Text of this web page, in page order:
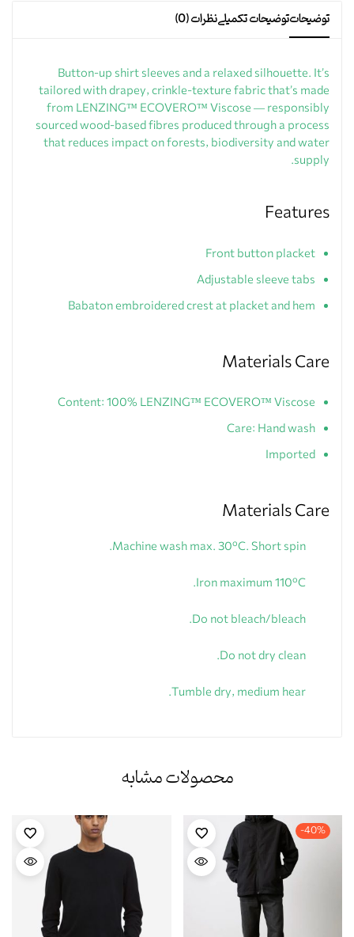
توضیحاتتوضیحات تکمیلینظرات (0)
Button-up shirt sleeves and a relaxed silhouette. It’s
tailored with drapey, crinkle-texture fabric that’s made
from LENZING™ ECOVERO™ Viscose — responsibly
sourced wood-based fibres produced through a process
that reduces impact on forests, biodiversity and water
supply.
Features
Front button placket
Adjustable sleeve tabs
Babaton embroidered crest at placket and hem
Materials Care
Content: 100% LENZING™ ECOVERO™ Viscose
Care: Hand wash
Imported
Materials Care
Machine wash max. 30ºC. Short spin.
Iron maximum 110ºC.
Do not bleach/bleach.
Do not dry clean.
Tumble dry, medium hear.
محصولات مشابه
-40%